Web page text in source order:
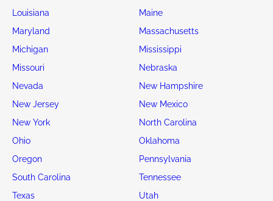
Louisiana
Maine
Maryland
Massachusetts
Michigan
Mississippi
Missouri
Nebraska
Nevada
New Hampshire
New Jersey
New Mexico
New York
North Carolina
Ohio
Oklahoma
Oregon
Pennsylvania
South Carolina
Tennessee
Texas
Utah